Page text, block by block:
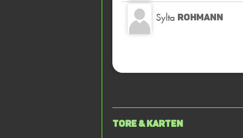
Sylta ROHMANN
Tore & Karten